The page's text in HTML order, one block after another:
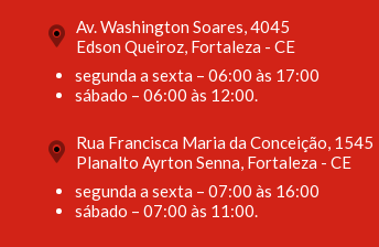
Av. Washington Soares, 4045
Edson Queiroz, Fortaleza - CE
segunda a sexta – 06:00 às 17:00
sábado – 06:00 às 12:00.
Rua Francisca Maria da Conceição, 1545
Planalto Ayrton Senna, Fortaleza - CE
segunda a sexta – 07:00 às 16:00
sábado – 07:00 às 11:00.